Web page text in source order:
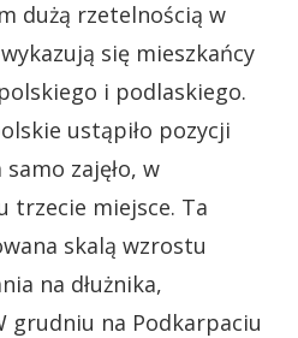
dużą rzetelnością w
się mieszkańcy
i podlaskiego.
ustąpiło pozycji
zajęło, w
trzecie miejsce. Ta
skalą wzrostu
na dłużnika,
grudniu na Podkarpaciu